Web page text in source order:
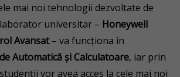
mai noi tehnologii dezvoltate de
universitar – Honeywell
Avansat– va funcționa în
Automatică și Calculatoare, iar prin
vor avea acces la cele mai noi